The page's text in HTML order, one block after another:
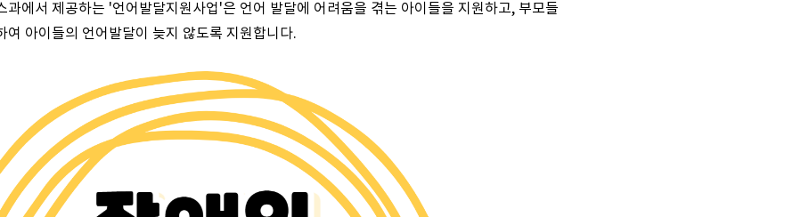
과에서 제공하는 '언어발달지원사업'은 언어 발달에 어려움을 겪는 아이들을 지원하고, 부모들
여 아이들의 언어발달이 늦지 않도록 지원합니다.